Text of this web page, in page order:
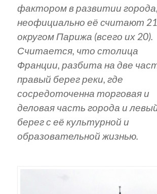
фактором в развитии города,
неофициально её считают 21
округом Парижа (всего их 20).
Считается, что столица
Франции, разбита на две
правый берег реки, где
сосредоточенна торговая и
деловая часть города и
берег с её культурной и
образовательной жизнью.